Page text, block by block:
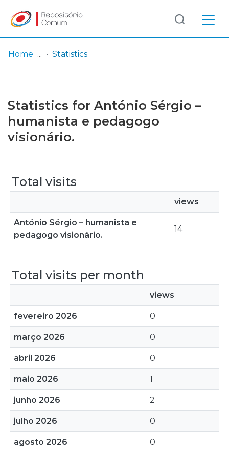
Browse repository
Entities
Log
In
(current)
Home Statistics
Statistics for António Sérgio –
humanista e pedagogo
visionário.
Total visits
views
António Sérgio – humanista e
pedagogo visionário.
14
Total visits per month
views
fevereiro 2026 0
março 2026 0
abril 2026 0
maio 2026 1
junho 2026 2
julho 2026 0
agosto 2026 0